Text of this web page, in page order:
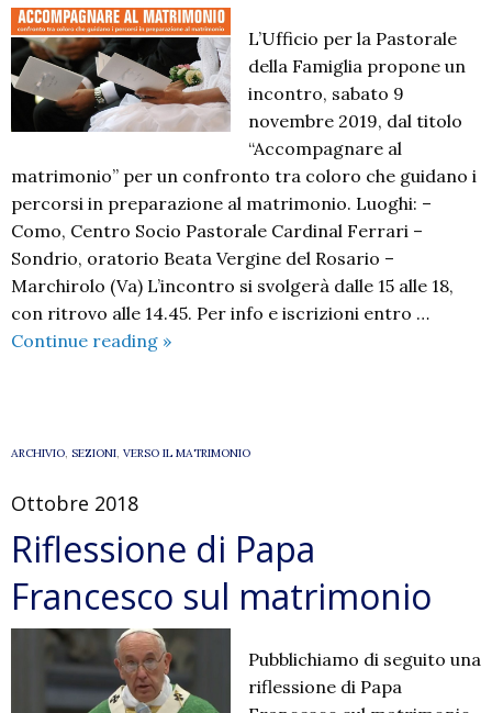
L’Ufficio per la Pastorale
della Famiglia propone un
incontro, sabato 9
novembre 2019, dal titolo
“Accompagnare al
matrimonio” per un confronto tra coloro che guidano i
percorsi in preparazione al matrimonio. Luoghi: –
Como, Centro Socio Pastorale Cardinal Ferrari –
Sondrio, oratorio Beata Vergine del Rosario –
Marchirolo (Va) L’incontro si svolgerà dalle 15 alle 18,
con ritrovo alle 14.45. Per info e iscrizioni entro …
Continue reading ACCOMPAGNARE
»
ARCHIVIO, SEZIONI, VERSO IL MATRIMONIO
Ottobre 2018
Riflessione di Papa
Francesco sul matrimonio
Pubblichiamo di seguito una
riflessione di Papa